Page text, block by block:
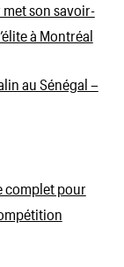
son savoir-
à Montréal
au Sénégal –
complet pour